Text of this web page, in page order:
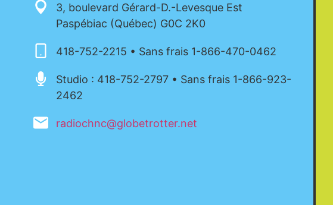
3, boulevard Gérard-D.-Levesque Est
Paspébiac (Québec) G0C 2K0
418-752-2215 • Sans frais 1-866-470-0462
Studio : 418-752-2797 • Sans frais 1-866-923-
2462
radiochnc@globetrotter.net